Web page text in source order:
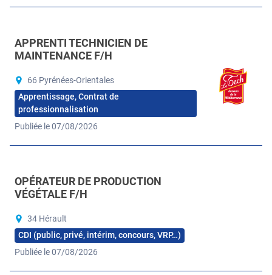
APPRENTI TECHNICIEN DE
MAINTENANCE F/H
66 Pyrénées-Orientales
Apprentissage, Contrat de
professionnalisation
Publiée le 07/08/2026
OPÉRATEUR DE PRODUCTION
VÉGÉTALE F/H
34 Hérault
CDI (public, privé, intérim, concours, VRP…)
Publiée le 07/08/2026